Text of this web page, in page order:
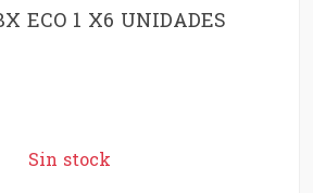
ECO 1 X6 UNIDADES
Sin stock